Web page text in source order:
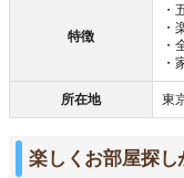
特徴
・
・
・
・
所在地 東
楽しくお部屋探し